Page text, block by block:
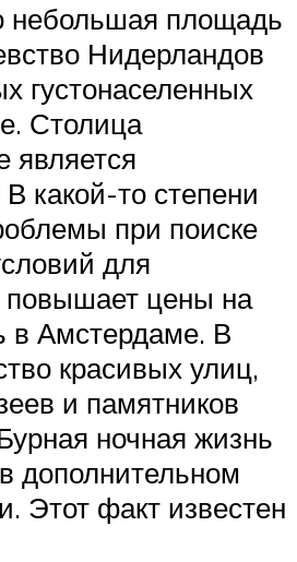
небольшая площадь
Нидерландов
густонаселенных
Столица
является
какой-то степени
при поиске
для
повышает цены на
в Амстердаме. В
красивых улиц,
и памятников
ночная жизнь
дополнительном
Этот факт известен